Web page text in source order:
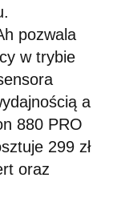
pozwala
w trybie
a
880 PRO
299 zł
oraz